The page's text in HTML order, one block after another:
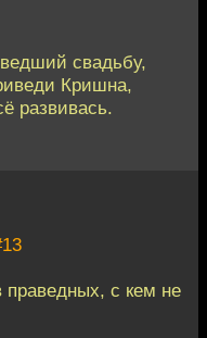
свадьбу,
Кришна,
развивась.
с кем не